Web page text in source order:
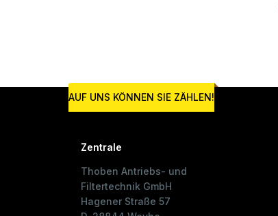
AUF UNS KÖNNEN SIE ZÄHLEN!
Zentrale
Thoben Antriebs- und
Filtertechnik GmbH
Hagener Straße 57